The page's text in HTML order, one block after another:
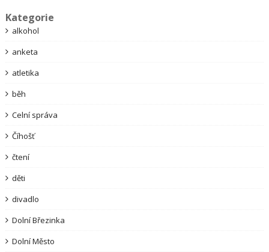
Kategorie
alkohol
anketa
atletika
běh
Celní správa
Číhošť
čtení
děti
divadlo
Dolní Březinka
Dolní Město